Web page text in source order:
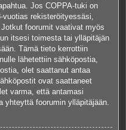
Jos COPPA-tuki on
rekisteröityessäsi,
foorumit vaativat myös
itsesi toimesta tai ylläpitäjän
Tämä tieto kerrottiin
lähetettiin sähköpostia,
olet saattanut antaa
ovat saattaneet
varma, että antamasi
foorumin ylläpitäjään.